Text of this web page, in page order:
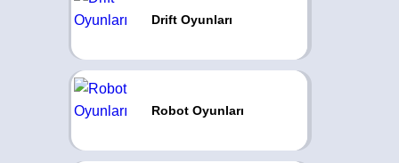
Drift Oyunları
Robot Oyunları